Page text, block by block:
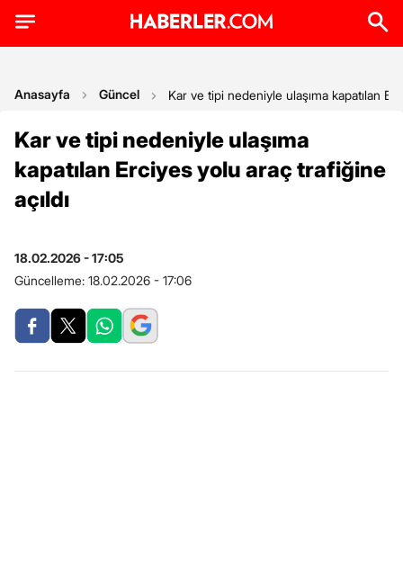
Anasayfa Güncel Kar ve tipi nedeniyle ulaşıma kapatılan
Kar ve tipi nedeniyle ulaşıma
kapatılan Erciyes yolu araç trafiğine
açıldı
18.02.2026 - 17:05
Güncelleme: 18.02.2026 - 17:06